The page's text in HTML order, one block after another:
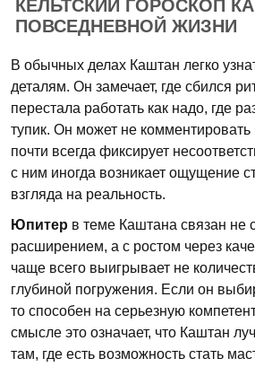
КЕЛЬТСКИЙ ГОРОСКОП
ПОВСЕДНЕВНОЙ ЖИЗНИ
В обычных делах Каштан легко
деталям. Он замечает, где сбился
перестала работать как надо, где
тупик. Он может не комментировать
почти всегда фиксирует
с ним иногда возникает ощущение
взгляда на реальность.
Юпитер в теме Каштана связан не
расширением, а с ростом через
чаще всего выигрывает не
глубиной погружения. Если он
то способен на серьезную
смысле это означает, что Каштан
там, где есть возможность стать